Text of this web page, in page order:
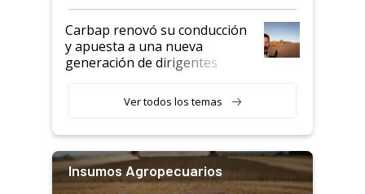
Carbap renovó su conducción
y apuesta a una nueva
generación de dirigentes
Ver todos los temas
Insumos Agropecuarios